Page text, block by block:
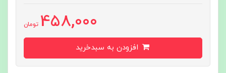
458,000 تومان